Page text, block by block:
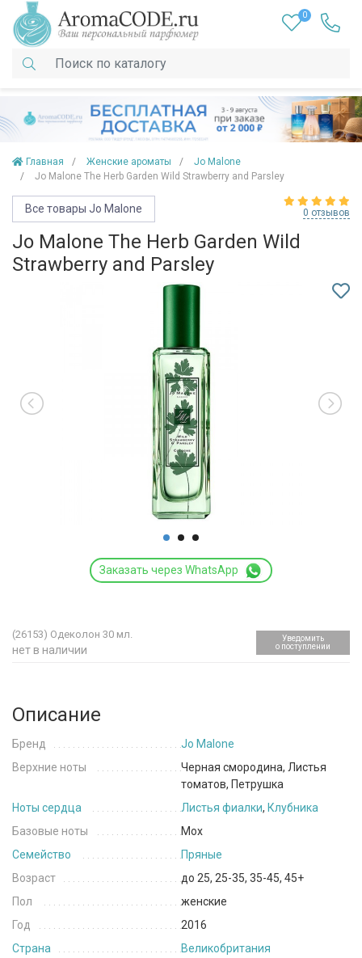
0
Главная Женские ароматы
Jo Malone
Jo Malone The Herb Garden Wild Strawberry and Parsley
Все товары Jo Malone 0 отзывов
Jo Malone The Herb Garden Wild
Strawberry and Parsley
Заказать через WhatsApp
(26153) Одеколон 30 мл.
нет в наличии
Уведомить
о поступлении
Описание
Бренд
Jo Malone
Верхние ноты
Черная смородина, Листья
томатов, Петрушка
Ноты сердца
Листья фиалки, Клубника
Базовые ноты
Мох
Семейство
Пряные
Возраст
до 25, 25-35, 35-45, 45+
Пол
женские
Год
2016
Страна
Великобритания